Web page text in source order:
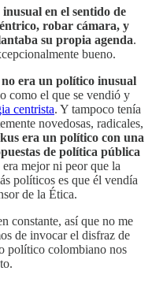
en el sentido de
robar cámara, y
su propia agenda.
bueno.
era un político inusual
como el que se vendió y
centrista. Y tampoco tenía
novedosas, radicales,
era un político con una
de política pública
mejor ni peor que la
políticos es que él vendía
de la Ética.
constante, así que no me
de invocar el disfraz de
político colombiano nos